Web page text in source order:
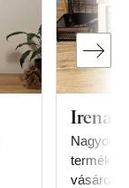
Irena
Nagyon